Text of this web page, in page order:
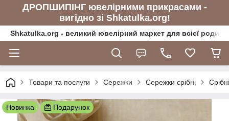
ДРОПШИПІНГ ювелірними прикрасами -
вигідно зі Shkatulka.org!
Shkatulka.org - великий ювелірний маркет для всієї
Товари та послуги Сережки Сережки срібні
Новинка Подарунок